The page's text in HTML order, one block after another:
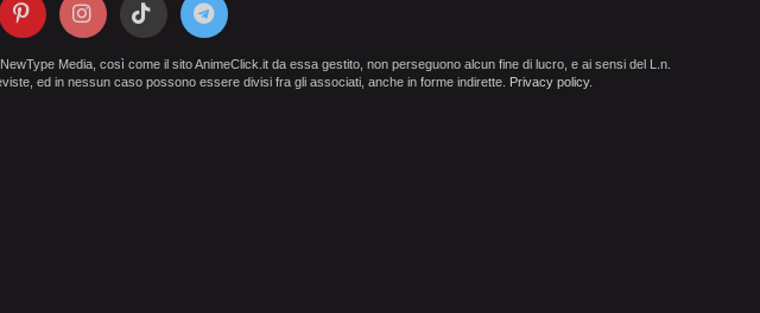
Media, così come il sito AnimeClick.it da essa gestito, non perseguono alcun fine di lucro, e ai sensi del L.n.
ed in nessun caso possono essere divisi fra gli associati, anche in forme indirette. Privacy policy.